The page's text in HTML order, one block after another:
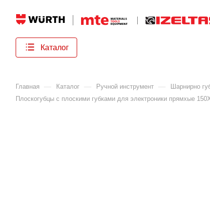
Каталог
Главная
— Каталог — Ручной инструмент — Шарнирно
Плоскогубцы с плоскими губками для электроники прямхые